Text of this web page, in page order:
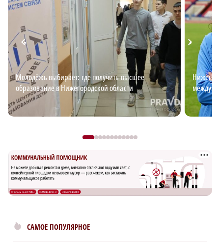
Молодёжь выбирает: где получить высшее
образование в Нижегородской области
САМОЕ ПОПУЛЯРНОЕ